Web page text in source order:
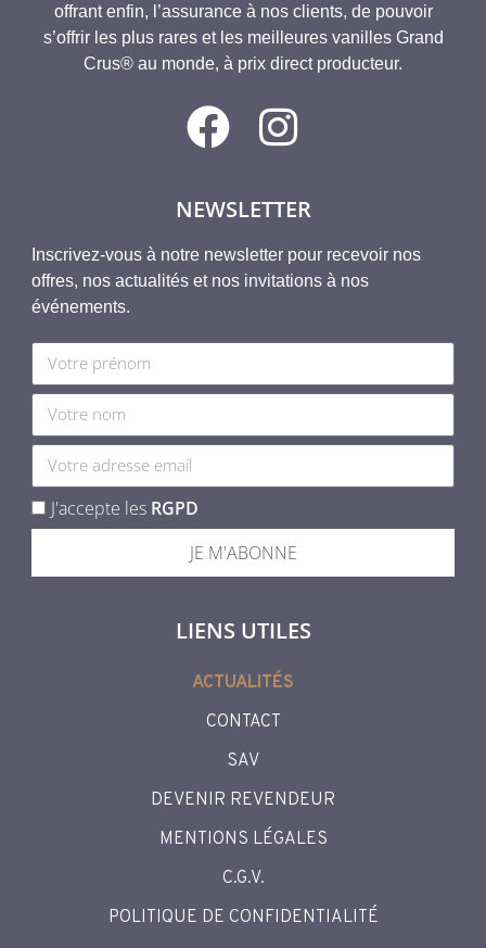
offrant enfin, l’assurance à nos clients, de pouvoir
s’offrir les plus rares et les meilleures vanilles Grand
Crus® au monde, à prix direct producteur.
NEWSLETTER
Inscrivez-vous à notre newsletter pour recevoir nos
offres, nos actualités et nos invitations à nos
événements.
J'accepte les RGPD
JE M'ABONNE
LIENS UTILES
ACTUALITÉS
CONTACT
SAV
DEVENIR REVENDEUR
MENTIONS LÉGALES
C.G.V.
POLITIQUE DE CONFIDENTIALITÉ